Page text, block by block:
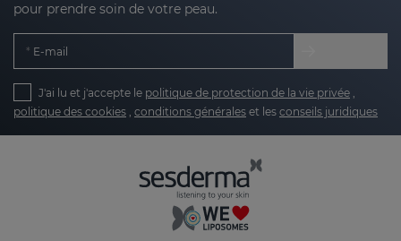
pour prendre soin de votre peau.
E-mail
J'ai lu et j'accepte le politique de protection de la vie privée ,
politique des cookies , conditions générales et les conseils juridiques